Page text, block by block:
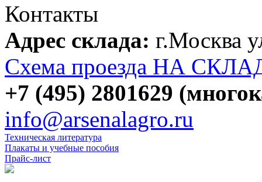
Контакты
Адрес склада: г.Москва
Схема проезда НА
+7 (495) 2801629
info@arsenalagro.ru
Техническая литература
Плакаты и учебные пособия
Прайс-лист